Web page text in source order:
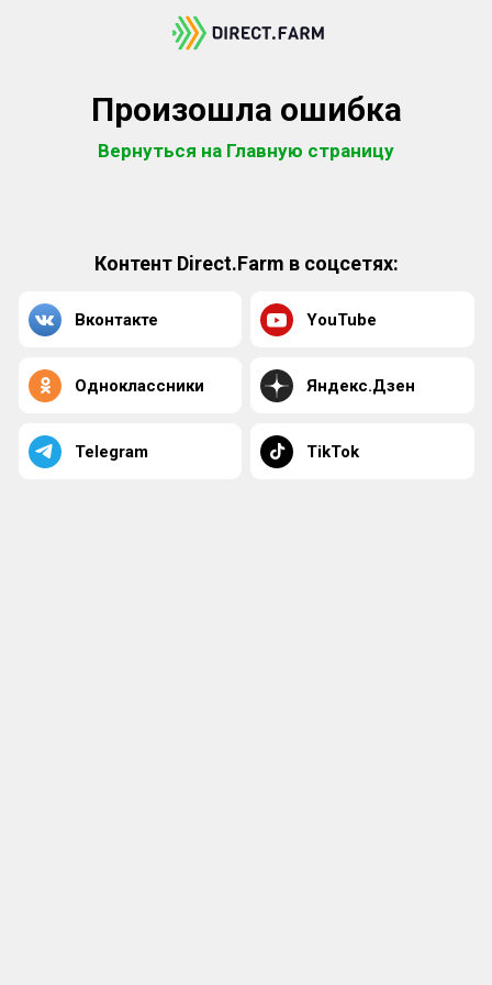
Произошла ошибка
Вернуться на Главную страницу
Контент Direct.Farm в соцсетях:
Вконтакте YouTube
Одноклассники Яндекс.Дзен
Telegram TikTok